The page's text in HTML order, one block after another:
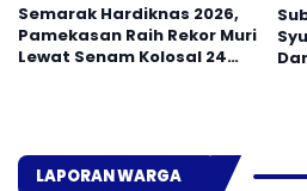
Semarak Hardiknas 2026,
Pamekasan Raih Rekor Muri
Lewat Senam Kolosal 24
LAPORAN WARGA